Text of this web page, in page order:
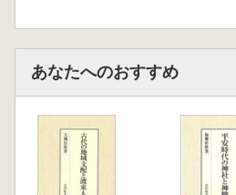
あなたへのおすすめ